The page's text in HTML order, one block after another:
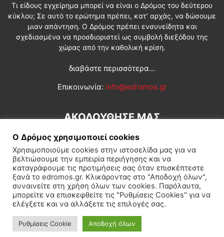
Τι είδους εγχείρημα μπορεί να είναι ο Δρόμος του δεύτερου
κύκλου; Σε αυτό το ερώτημα πρέπει, κατ’ αρχάς, να δώσουμε
μιαν απάντηση. Ο Δρόμος πρέπει ενσυνείδητα και
σχεδιασμένα να προσδιοριστεί ως συμβολή διεξόδου της
χώρας από την καθολική κρίση.
διαβάστε περισσότερα...
Επικοινωνία: info@edromos.gr
ΑΚΟΛΟΥΘΗΣΕ ΜΑΣ
Εγγραφή συνδρομητή Πολιτική Διεθνή Κοινωνία
Πολιτισμός Αφιερώματα
© Δρόμος της Αριστεράς
Ο Δρόμος χρησιμοποιεί cookies
Χρησιμοποιούμε cookies στην ιστοσελίδα μας για να
βελτιώσουμε την εμπειρία περιήγησης και να
καταγράφουμε τις προτιμήσεις σας όταν επισκέπτεστε
ξανά το edromos.gr. Κλικάροντας στο "Αποδοχή όλων",
συναινείτε στη χρήση όλων των cookies. Παρόλαυτα,
μπορείτε να επισκεφθείτε τις "Ρυθμίσεις Cookies" για να
ελέγξετε και να αλλάξετε τις επιλογές σας.
Ρυθμίσεις Cookie Αποδοχή όλων